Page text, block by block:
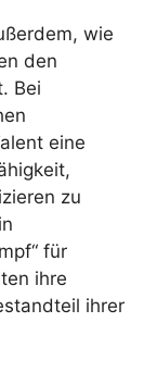
wie
den
Bei
eine
zu
für
ihre
ihrer